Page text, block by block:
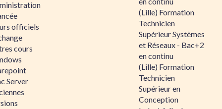
officiels
cours
Server
(Lille) Formation
Technicien
Supérieur Systèmes
et Réseaux - Bac+2
en continu
(Lille) Formation
Technicien
Supérieur en
Conception